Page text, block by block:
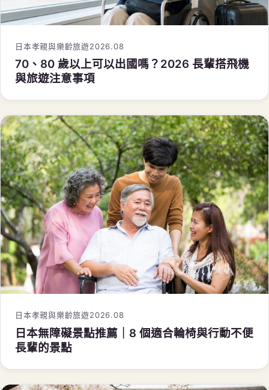
日本孝親與樂齡旅遊2026.08
70、80 歲以上可以出國嗎？2026 長輩搭飛機
與旅遊注意事項
日本孝親與樂齡旅遊2026.08
日本無障礙景點推薦｜8 個適合輪椅與行動不便
長輩的景點